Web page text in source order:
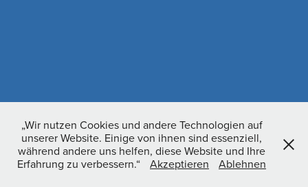
„Wir nutzen Cookies und andere Technologien auf
unserer Website. Einige von ihnen sind essenziell,
während andere uns helfen, diese Website und Ihre
Erfahrung zu verbessern.“
Akzeptieren Ablehnen